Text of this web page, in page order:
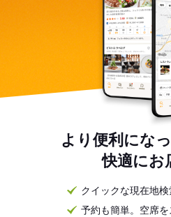
より便利にな
快適にお
クイックな現在地
予約も簡単。空席